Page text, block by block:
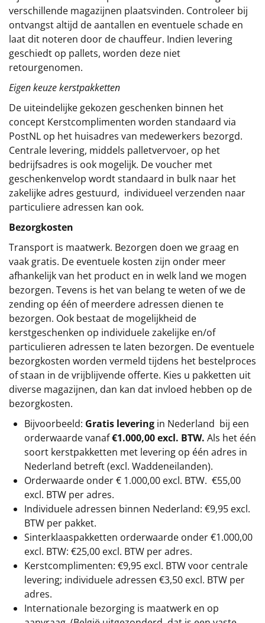
verschillende magazijnen plaatsvinden. Controleer bij
ontvangst altijd de aantallen en eventuele schade en
laat dit noteren door de chauffeur. Indien levering
geschiedt op pallets, worden deze niet
retourgenomen.
Eigen keuze kerstpakketten
De uiteindelijke gekozen geschenken binnen het
concept Kerstcomplimenten worden standaard via
PostNL op het huisadres van medewerkers bezorgd.
Centrale levering, middels palletvervoer, op het
bedrijfsadres is ook mogelijk. De voucher met
geschenkenvelop wordt standaard in bulk naar het
zakelijke adres gestuurd, individueel verzenden naar
particuliere adressen kan ook.
Bezorgkosten
Transport is maatwerk. Bezorgen doen we graag en
vaak gratis. De eventuele kosten zijn onder meer
afhankelijk van het product en in welk land we mogen
bezorgen. Tevens is het van belang te weten of we de
zending op één of meerdere adressen dienen te
bezorgen. Ook bestaat de mogelijkheid de
kerstgeschenken op individuele zakelijke en/of
particulieren adressen te laten bezorgen. De eventuele
bezorgkosten worden vermeld tijdens het bestelproces
of staan in de vrijblijvende offerte. Kies u pakketten uit
diverse magazijnen, dan kan dat invloed hebben op de
bezorgkosten.
Bijvoorbeeld: Gratis levering in Nederland bij een
orderwaarde vanaf€1.000,00 excl. BTW. Als het één
soort kerstpakketten met levering op één adres in
Nederland betreft (excl. Waddeneilanden).
Orderwaarde onder € 1.000,00 excl. BTW. €55,00
excl. BTW per adres.
Individuele adressen binnen Nederland: €9,95 excl.
BTW per pakket.
Sinterklaaspakketten orderwaarde onder €1.000,00
excl. BTW: €25,00 excl. BTW per adres.
Kerstcomplimenten: €9,95 excl. BTW voor centrale
levering; individuele adressen €3,50 excl. BTW per
adres.
Internationale bezorging is maatwerk en op